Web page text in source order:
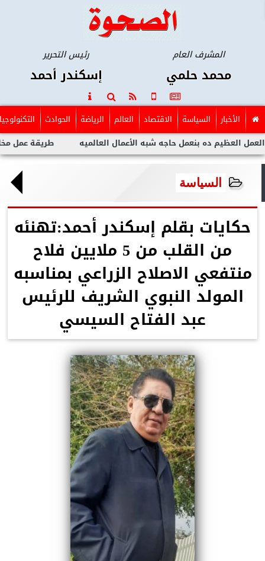
المشرف العام
محمد حلمي
رئيس التحرير
إسكندر أحمد
الأخبار السياسة الاقتصاد العالم الرياضة الحوادث التكنولوجيا
طريقة عمل مخلل الجزر ده بنعمل حاجه شبه الأعمال العالميه
السياسة
حكايات بقلم إسكندر أحمد:تهنئه
من القلب من 5 ملايين فلاح
منتفعي الاصلاح الزراعي بمناسبه
المولد النبوي الشريف للرئيس
عبد الفتاح السيسي